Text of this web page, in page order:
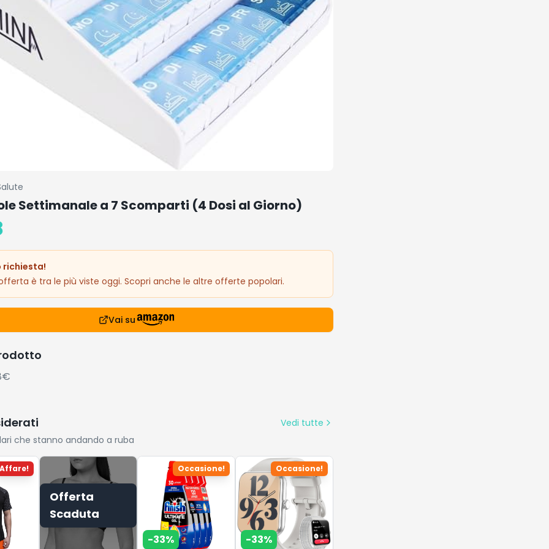
Settimanale a 7 Scomparti (4 Dosi al Giorno)
richiesta!
è tra le più viste oggi. Scopri anche le altre offerte popolari.
Vai su
Vedi tutte
che stanno andando a ruba
Affare!
Offerta
Scaduta
Occasione!
-33%
Occasione!
-33%